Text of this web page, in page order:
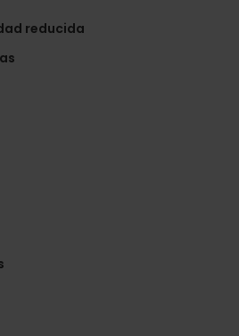
reducida